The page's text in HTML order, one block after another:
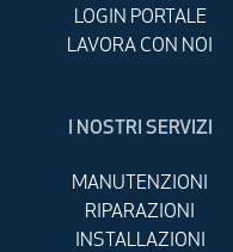
LOGIN PORTALE
LAVORA CON NOI
I NOSTRI SERVIZI
MANUTENZIONI
RIPARAZIONI
INSTALLAZIONI